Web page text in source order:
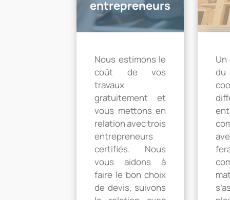
entrepreneurs
Nous estimons le
coût de vos
travaux
gratuitement et
vous mettons en
relation avec trois
entrepreneurs
certifiés. Nous
vous aidons à
faire le bon choix
de devis, suivons
Un